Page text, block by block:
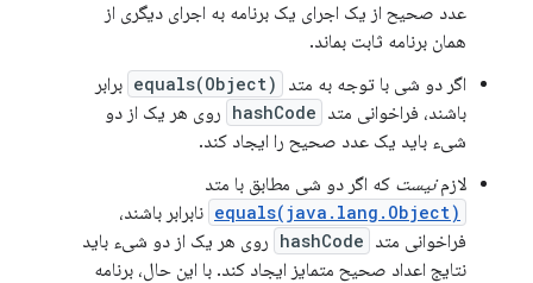
عدد صحیح از یک اجرای یک برنامه به اجرای دیگری از
همان برنامه ثابت بماند.
اگر دو شی با توجه به متد
equals(Object) برابر
باشند، فراخوانی متد hashCode روی هر یک از دو
شیء باید یک عدد صحیح را ایجاد کند.
لازمنیست که اگر دو شی مطابق با متد
equals(java.lang.Object) نابرابر باشند،
فراخوانی متد hashCode روی هر یک از دو شیء باید
نتایج اعداد صحیح متمایز ایجاد کند. با این حال، برنامه